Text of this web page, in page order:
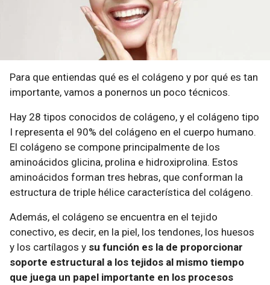
Para que entiendas qué es el colágeno y por qué es tan
importante, vamos a ponernos un poco técnicos.
Hay 28 tipos conocidos de colágeno, y el colágeno tipo
I representa el 90% del colágeno en el cuerpo humano.
El colágeno se compone principalmente de los
aminoácidos glicina, prolina e hidroxiprolina. Estos
aminoácidos forman tres hebras, que conforman la
estructura de triple hélice característica del colágeno.
Además, el colágeno se encuentra en el tejido
conectivo, es decir, en la piel, los tendones, los huesos
y los cartílagos y su función es la de proporcionar
soporte estructural a los tejidos al mismo tiempo
que juega un papel importante en los procesos